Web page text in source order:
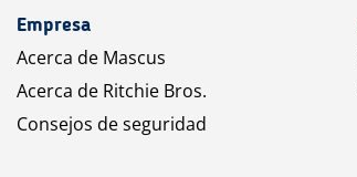
Empresa
Acerca de Mascus
Acerca de Ritchie Bros.
Consejos de seguridad